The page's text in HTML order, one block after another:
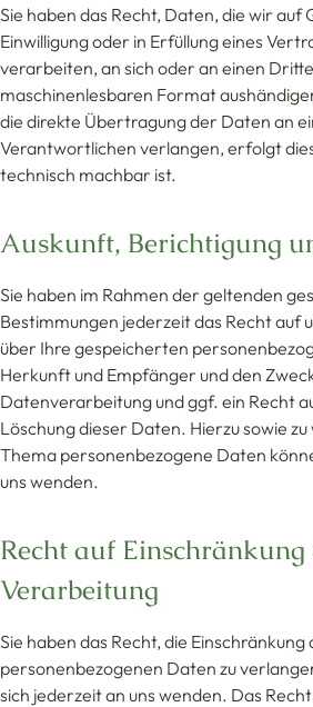
Sie haben das Recht, Daten, die wir auf
Einwilligung oder in Erfüllung eines
verarbeiten, an sich oder an einen
maschinenlesbaren Format
die direkte Übertragung der Daten an
Verantwortlichen verlangen, erfolgt
technisch machbar ist.
Auskunft, Berichtigung
Sie haben im Rahmen der geltenden
Bestimmungen jederzeit das Recht auf
über Ihre gespeicherten
Herkunft und Empfänger und den
Datenverarbeitung und ggf. ein Recht
Löschung dieser Daten. Hierzu sowie
Thema personenbezogene Daten
uns wenden.
Recht auf Einschränkung
Verarbeitung
Sie haben das Recht, die
personenbezogenen Daten zu
sich jederzeit an uns wenden. Das